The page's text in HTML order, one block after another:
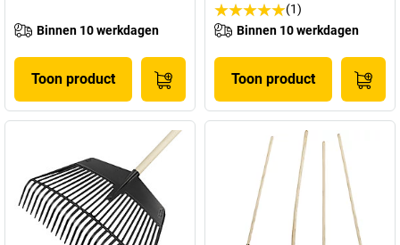
Binnen 10 werkdagen
Toon product
(1)
Binnen 10 werkdagen
Toon product